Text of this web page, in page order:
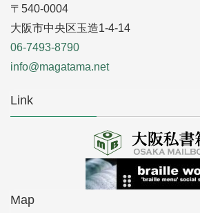
〒540-0004
大阪市中央区玉造1-4-14
06-7493-8790
info@magatama.net
Link
Map